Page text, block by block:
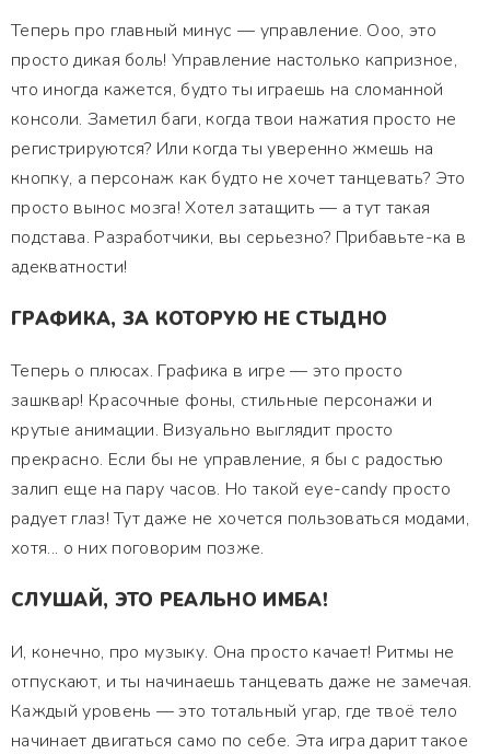
Теперь про главный минус — управление. Ооо, это
просто дикая боль! Управление настолько капризное,
что иногда кажется, будто ты играешь на сломанной
консоли. Заметил баги, когда твои нажатия просто не
регистрируются? Или когда ты уверенно жмешь на
кнопку, а персонаж как будто не хочет танцевать? Это
просто вынос мозга! Хотел затащить — а тут такая
подстава. Разработчики, вы серьезно? Прибавьте-ка в
адекватности!
ГРАФИКА, ЗА КОТОРУЮ НЕ СТЫДНО
Теперь о плюсах. Графика в игре — это просто
зашквар! Красочные фоны, стильные персонажи и
крутые анимации. Визуально выглядит просто
прекрасно. Если бы не управление, я бы с радостью
залип еще на пару часов. Но такой eye-candy просто
радует глаз! Тут даже не хочется пользоваться модами,
хотя... о них поговорим позже.
СЛУШАЙ, ЭТО РЕАЛЬНО ИМБА!
И, конечно, про музыку. Она просто качает! Ритмы не
отпускают, и ты начинаешь танцевать даже не замечая.
Каждый уровень — это тотальный угар, где твоё тело
начинает двигаться само по себе. Эта игра дарит такое